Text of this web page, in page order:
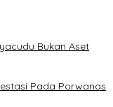
Bukan Aset
Pada Porwanas